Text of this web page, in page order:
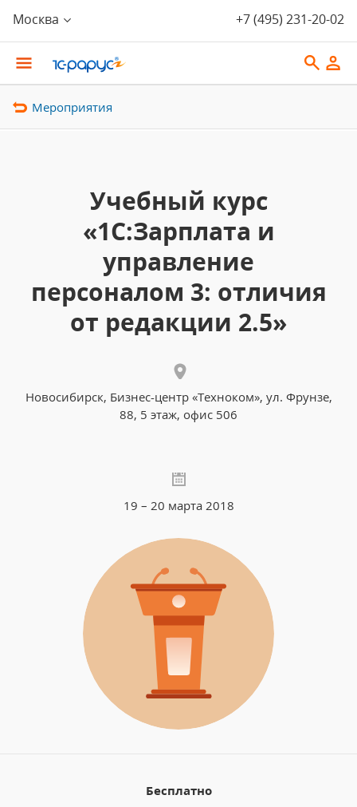
Москва +7 (495) 231-20-02
Мероприятия
Учебный курс
«1С:Зарплата и
управление
персоналом 3: отличия
от редакции 2.5»
Новосибирск, Бизнес-центр «Техноком», ул. Фрунзе,
88, 5 этаж, офис 506
19 – 20 марта 2018
Бесплатно